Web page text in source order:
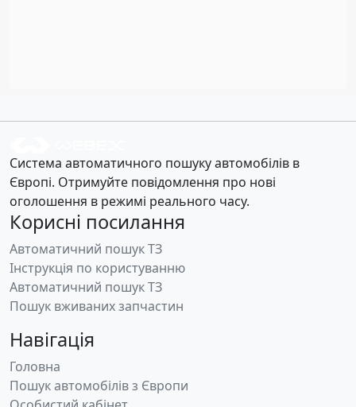
Система автоматичного пошуку автомобілів в
Європі. Отримуйте повідомлення про нові
оголошення в режимі реального часу.
Корисні посилання
Автоматичний пошук ТЗ
Інструкція по користуванню
Автоматичний пошук ТЗ
Пошук вживаних запчастин
Навігація
Головна
Пошук автомобілів з Європи